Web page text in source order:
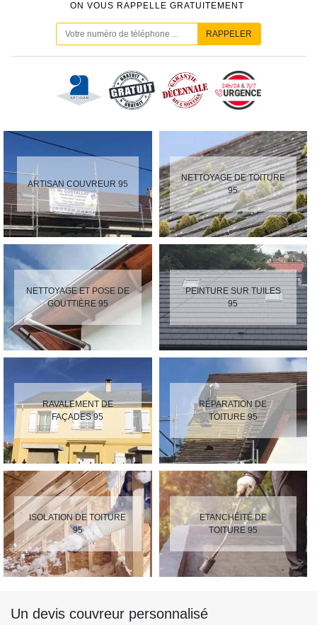
ON VOUS RAPPELLE GRATUITEMENT
ARTISAN COUVREUR 95
NETTOYAGE DE TOITURE
95
NETTOYAGE ET POSE DE
GOUTTIÈRE 95
PEINTURE SUR TUILES
95
RAVALEMENT DE
FAÇADES 95
RÉPARATION DE
TOITURE 95
ISOLATION DE TOITURE
95
ETANCHÉITÉ DE
TOITURE 95
Un devis couvreur personnalisé